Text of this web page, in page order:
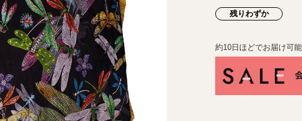
残りわずか
約10日ほどでお届け可